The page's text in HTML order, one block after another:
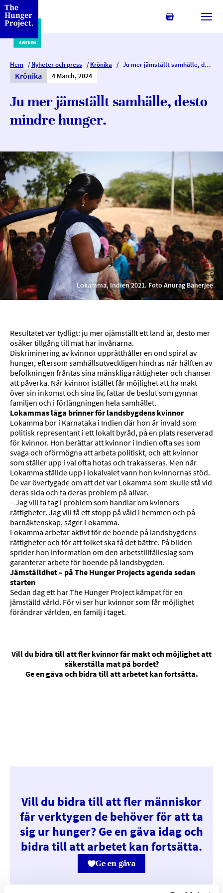
Min
Hem / Nyheter och press / Krönika / Ju mer jämställt samhälle, desto mindre hunger.
Krönika 4 March, 2024
Ju mer jämställt samhälle, desto
mindre hunger.
Lokamma, Indien 2021. Foto Anurag Banerjee
Resultatet var tydligt: ju mer ojämställt ett land är, desto mer
osäker tillgång till mat har invånarna.
Diskriminering av kvinnor upprätthåller en ond spiral av
hunger, eftersom samhällsutveckligen hindras när hälften av
befolkningen fråntas sina mänskliga rättigheter och chanser
att påverka. När kvinnor istället får möjlighet att ha makt
över sin inkomst och sina liv, fattar de beslut som gynnar
familjen och i förlängningen hela samhället.
Lokammas låga brinner för landsbygdens kvinnor
Lokamma bor i Karnataka i Indien där hon är invald som
politisk representant i ett lokalt byråd, på en plats reserverad
för kvinnor. Hon berättar att kvinnor i Indien ofta ses som
svaga och oförmögna att arbeta politiskt, och att kvinnor
som ställer upp i val ofta hotas och trakasseras. Men när
Lokamma ställde upp i lokalvalet vann hon kvinnornas stöd.
De var övertygade om att det var Lokamma som skulle stå vid
deras sida och ta deras problem på allvar.
– Jag vill ta tag i problem som handlar om kvinnors
rättigheter. Jag vill få ett stopp på våld i hemmen och på
barnäktenskap, säger Lokamma.
Lokamma arbetar aktivt för de boende på landsbygdens
rättigheter och för att folket ska få det bättre. På bilden
sprider hon information om den arbetstillfälleslag som
garanterar arbete för boende på landsbygden.
Jämställdhet – på The Hunger Projects agenda sedan
starten
Sedan dag ett har The Hunger Project kämpat för en
jämställd värld. För vi ser hur kvinnor som får möjlighet
förändrar världen, en familj i taget.
Vill du bidra till att fler kvinnor får makt och möjlighet att
säkerställa mat på bordet?
Ge en gåva och bidra till att arbetet kan fortsätta.
Vill du bidra till att fler människor
får verktygen de behöver för att ta
sig ur hunger? Ge en gåva idag och
bidra till att arbetet kan fortsätta.
Ge en gåva